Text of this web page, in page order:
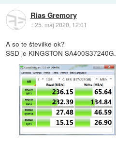
Rias Gremory
::25. maj 2020, 12:01
A so te številke ok?
SSD je KINGSTON SA400S37240G.